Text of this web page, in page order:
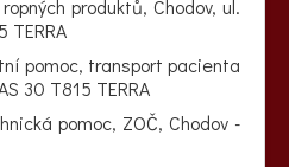
produktů, Chodov, ul.
TERRA
pomoc, transport pacienta
30 T815 TERRA
pomoc, ZOČ, Chodov -